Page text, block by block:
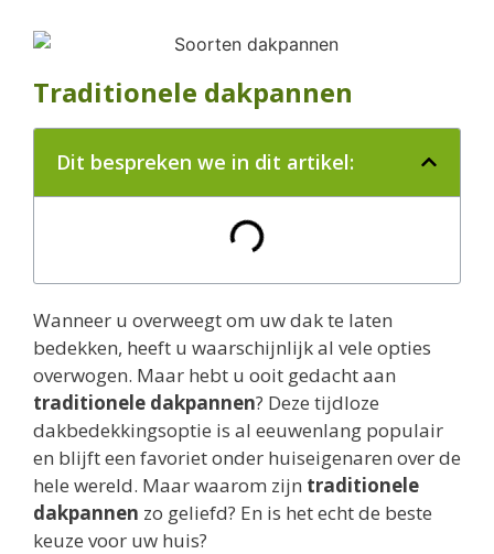
Traditionele dakpannen
Dit bespreken we in dit artikel:
Wanneer u overweegt om uw dak te laten
bedekken, heeft u waarschijnlijk al vele opties
overwogen. Maar hebt u ooit gedacht aan
traditionele dakpannen? Deze tijdloze
dakbedekkingsoptie is al eeuwenlang populair
en blijft een favoriet onder huiseigenaren over de
hele wereld. Maar waarom zijn traditionele
dakpannen zo geliefd? En is het echt de beste
keuze voor uw huis?